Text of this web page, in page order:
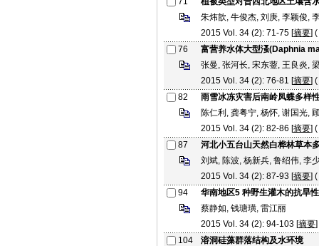
朱炜歆, 牛俊杰, 刘庚, 李颖俊,
2015 Vol. 34 (2): 71-75 [摘要] (
76
富营养水体大型溞(Daphnia
张曼, 张河长, 宋东蓥, 王良炎,
2015 Vol. 34 (2): 76-81 [摘要] (
82
雨雪冰冻灾害后南岭凤蝶多样
陈仁利, 龚粤宁, 杨怀, 谢国光,
2015 Vol. 34 (2): 82-86 [摘要] (
87
河北小五台山天然白桦林草本
刘斌, 陈波, 杨新兵, 鲁绍伟, 李
2015 Vol. 34 (2): 87-93 [摘要] (
94
华南地区5 种野生灌木的抗旱
蔡静如, 钱瑭璜, 雷江丽
2015 Vol. 34 (2): 94-103 [摘要
104
溶洞硅藻群落结构及水环境